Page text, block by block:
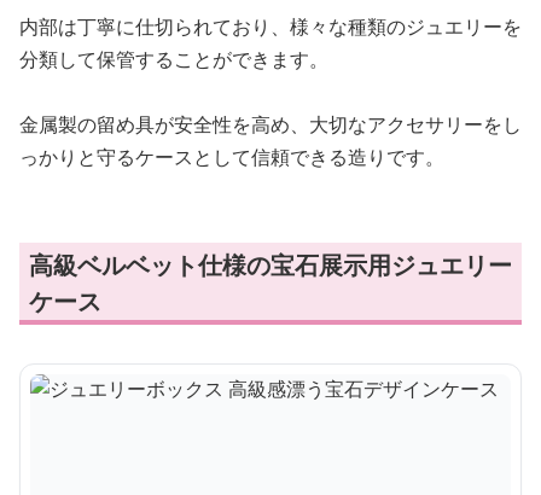
内部は丁寧に仕切られており、様々な種類のジュエリーを
分類して保管することができます。
金属製の留め具が安全性を高め、大切なアクセサリーをし
っかりと守るケースとして信頼できる造りです。
高級ベルベット仕様の宝石展示用ジュエリー
ケース